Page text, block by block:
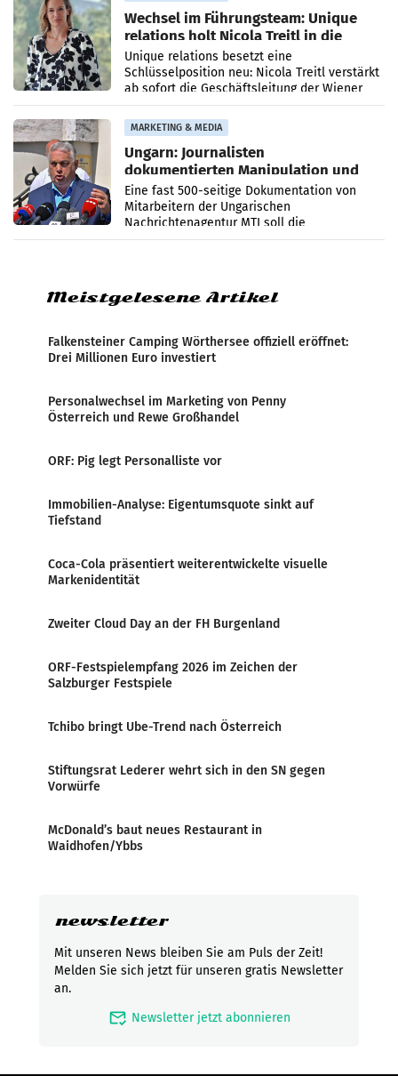
Wechsel im Führungsteam: Unique
relations holt Nicola Treitl in die
Geschäftsleitung
Unique relations besetzt eine
Schlüsselposition neu: Nicola Treitl verstärkt
ab sofort die Geschäftsleitung der Wiener
PR-Agentur an der Seite von Josef Kalina und
Anna Kalina-Mahr.
MARKETING & MEDIA
Ungarn: Journalisten
dokumentierten Manipulation und
Zensur
Eine fast 500-seitige Dokumentation von
Mitarbeitern der Ungarischen
Nachrichtenagentur MTI soll die
systematische Nachrichten-Manipulation und
Meistgelesene Artikel
Falkensteiner Camping Wörthersee offiziell eröffnet:
Drei Millionen Euro investiert
Personalwechsel im Marketing von Penny
Österreich und Rewe Großhandel
ORF: Pig legt Personalliste vor
Immobilien-Analyse: Eigentumsquote sinkt auf
Tiefstand
Coca-Cola präsentiert weiterentwickelte visuelle
Markenidentität
Zweiter Cloud Day an der FH Burgenland
ORF-Festspielempfang 2026 im Zeichen der
Salzburger Festspiele
Tchibo bringt Ube-Trend nach Österreich
Stiftungsrat Lederer wehrt sich in den SN gegen
Vorwürfe
McDonald’s baut neues Restaurant in
Waidhofen/Ybbs
newsletter
Mit unseren News bleiben Sie am Puls der Zeit!
Melden Sie sich jetzt für unseren gratis Newsletter
an.
mark_email_read Newsletter jetzt abonnieren